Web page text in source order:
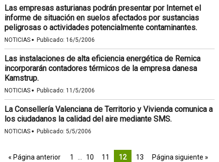
Las empresas asturianas podrán presentar por Internet el
informe de situación en suelos afectados por sustancias
peligrosas o actividades potencialmente contaminantes.
NOTICIAS · Publicado: 16/5/2006
Las instalaciones de alta eficiencia energética de Remica
incorporarán contadores térmicos de la empresa danesa
Kamstrup.
NOTICIAS · Publicado: 11/5/2006
La Consellería Valenciana de Territorio y Vivienda comunica a
los ciudadanos la calidad del aire mediante SMS.
NOTICIAS · Publicado: 5/5/2006
« Página anterior 1 10 11 12 13 Página siguiente »